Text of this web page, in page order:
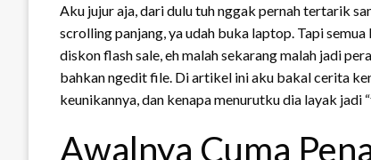
Aku jujur aja, dari dulu tuh nggak pernah tertarik
scrolling panjang, ya udah buka laptop. Tapi
diskon flash sale, eh malah sekarang malah jadi
bahkan ngedit file. Di artikel ini aku bakal cerita
keunikannya, dan kenapa menurutku dia layak jadi
Awalnya Cuma